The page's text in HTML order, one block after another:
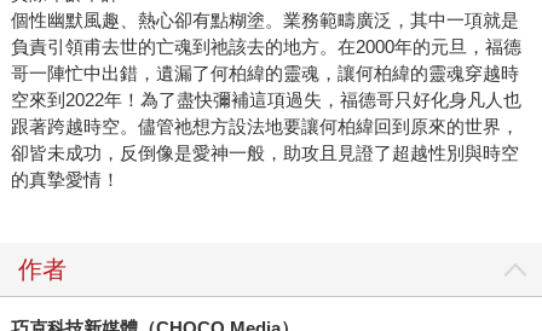
個性幽默風趣、熱心卻有點糊塗。業務範疇廣泛，其中一項就是
負責引領甫去世的亡魂到祂該去的地方。在2000年的元旦，福德
哥一陣忙中出錯，遺漏了何柏緯的靈魂，讓何柏緯的靈魂穿越時
空來到2022年！為了盡快彌補這項過失，福德哥只好化身凡人也
跟著跨越時空。儘管祂想方設法地要讓何柏緯回到原來的世界，
卻皆未成功，反倒像是愛神一般，助攻且見證了超越性別與時空
的真摯愛情！
作者